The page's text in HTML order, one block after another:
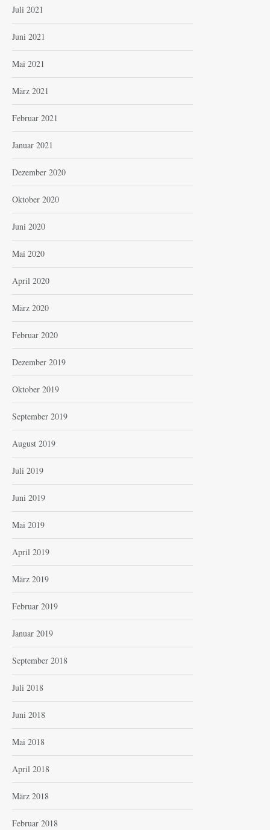
Juli 2021
Juni 2021
Mai 2021
März 2021
Februar 2021
Januar 2021
Dezember 2020
Oktober 2020
Juni 2020
Mai 2020
April 2020
März 2020
Februar 2020
Dezember 2019
Oktober 2019
September 2019
August 2019
Juli 2019
Juni 2019
Mai 2019
April 2019
März 2019
Februar 2019
Januar 2019
September 2018
Juli 2018
Juni 2018
Mai 2018
April 2018
März 2018
Februar 2018